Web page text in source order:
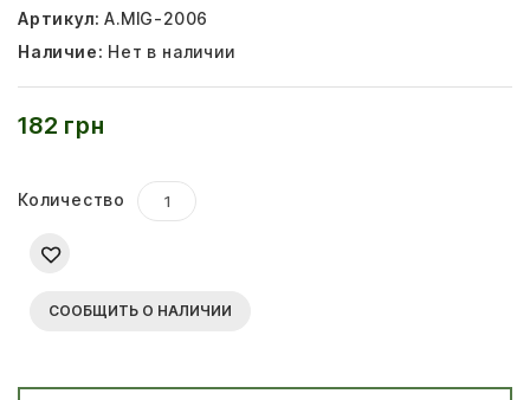
Артикул: A.MIG-2006
Наличие: Нет в наличии
182 грн
Количество
СООБЩИТЬ О НАЛИЧИИ